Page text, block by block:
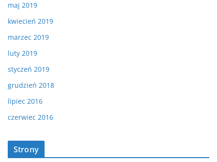
maj 2019
kwiecień 2019
marzec 2019
luty 2019
styczeń 2019
grudzień 2018
lipiec 2016
czerwiec 2016
Strony